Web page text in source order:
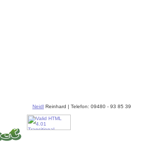
Neidl Reinhard | Telefon: 09480 - 93 85 39